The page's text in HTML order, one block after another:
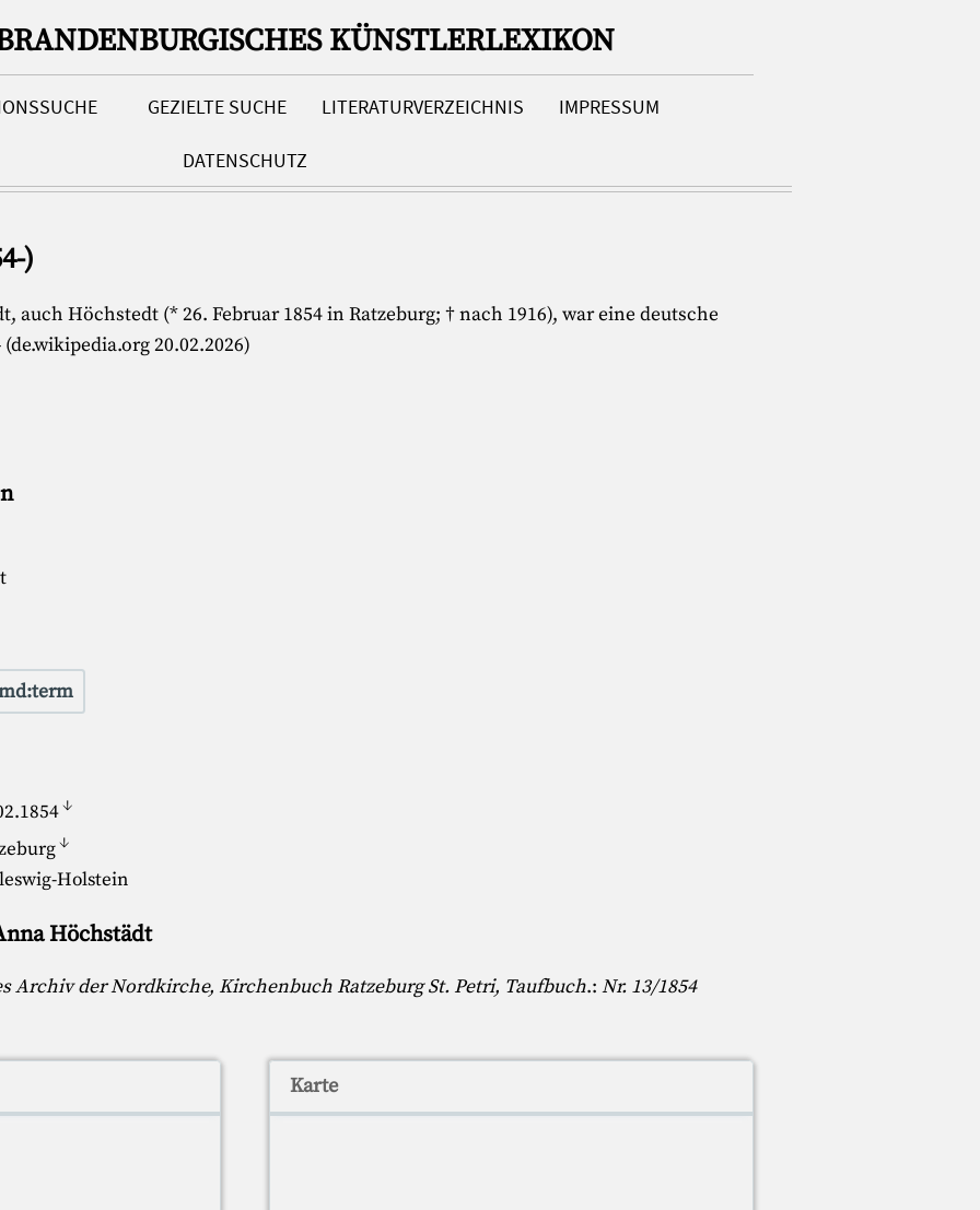
KÜNSTLERLEXIKON
GEZIELTE SUCHE LITERATURVERZEICHNIS IMPRESSUM
DATENSCHUTZ
)
auch Höchstedt (* 26. Februar 1854 in Ratzeburg; † nach 1916), war eine deutsche
20.02.2026)
↓
↓
Holstein
Höchstädt
Archiv der Nordkirche, Kirchenbuch Ratzeburg St. Petri, Taufbuch.:Nr. 13/1854
Karte